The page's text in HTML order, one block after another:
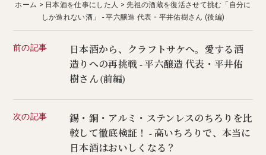
ホーム 日本酒を仕事にした人
先祖の酒蔵を復活させて挑む「自分に
しか造れない酒」 - 平六醸造 代表・平井佑樹さん (後編)
前の記事
日本酒から、クラフトサケへ。愛する酒
造りへの再挑戦 - 平六醸造 代表・平井佑
樹さん (前編)
次の記事
錫・銅・アルミ・ステンレスのちろりを比
較して徹底検証！ - 高いちろりで、本当に
日本酒はおいしくなる？